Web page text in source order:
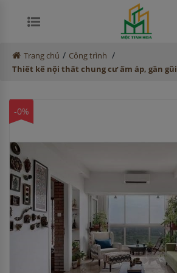
Trang chủ / Công trình /
Thiết kế nội thất chung cư ấm áp, gần gũi
-0%